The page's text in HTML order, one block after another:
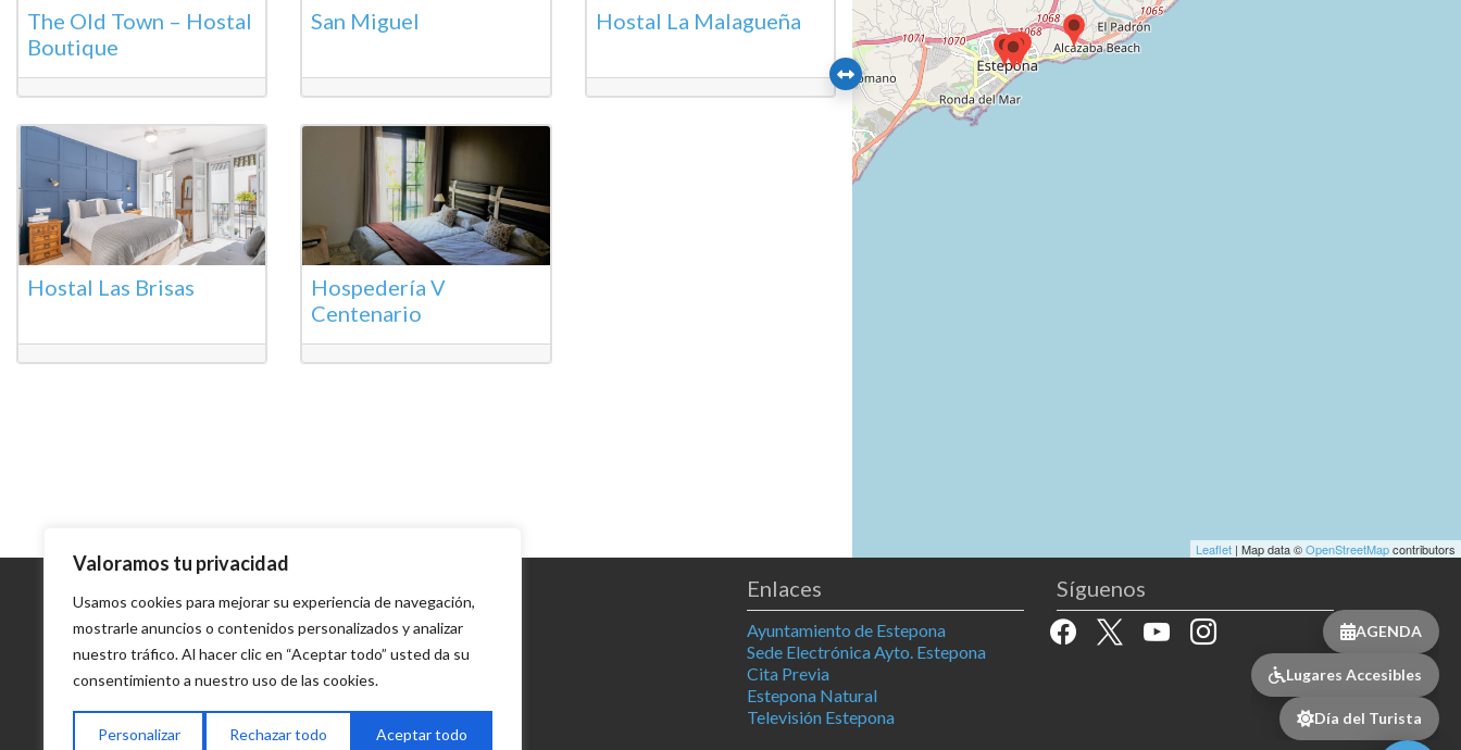
Valoramos tu privacidad
Usamos cookies para mejorar su experiencia de navegación,
mostrarle anuncios o contenidos personalizados y analizar
nuestro tráfico. Al hacer clic en “Aceptar todo” usted da su
consentimiento a nuestro uso de las cookies.
Personalizar Rechazar todo Aceptar todo
The Old Town – Hostal
Boutique
San Miguel Hostal La Malagueña
Hostal Las Brisas
Hospedería V
Centenario
Leaflet | Map data ©OpenStreetMapcontributors
Delegación de Turismo
Excmo. Ayuntamiento de
Estepona
Tel. (+34) 952 80 20 02
turismo@estepona.es
Enlaces
Ayuntamiento de Estepona
Sede Electrónica Ayto. Estepona
Cita Previa
Estepona Natural
Televisión Estepona
Síguenos
facebook
x youtubeinstagram AGENDA
Lugares Accesibles
Día del Turista